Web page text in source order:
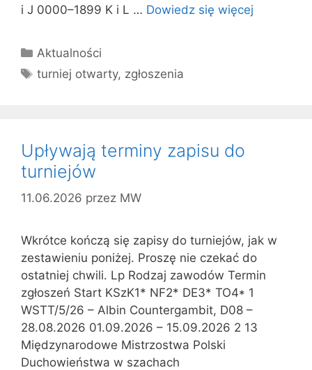
i J 0000–1899 K i L … Dowiedz się więcej
Kategorie
Aktualności
Tagi
turniej otwarty, zgłoszenia
Upływają terminy zapisu do
turniejów
11.06.2026 przez MW
Wkrótce kończą się zapisy do turniejów, jak w
zestawieniu poniżej. Proszę nie czekać do
ostatniej chwili. Lp Rodzaj zawodów Termin
zgłoszeń Start KSzK1* NF2* DE3* TO4* 1
WSTT/5/26 – Albin Countergambit, D08 –
28.08.2026 01.09.2026 – 15.09.2026 2 13
Międzynarodowe Mistrzostwa Polski
Duchowieństwa w szachach